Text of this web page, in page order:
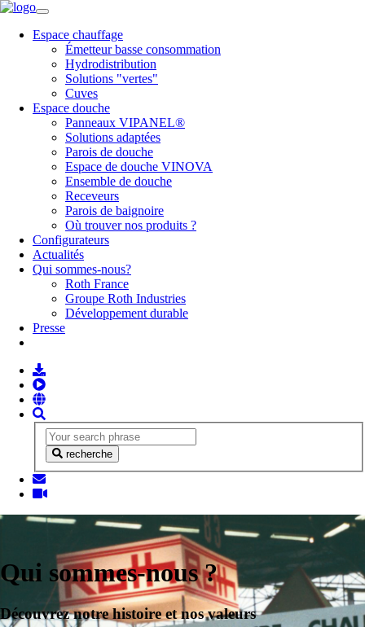
Espace chauffage
Émetteur basse consommation
Hydrodistribution
Solutions "vertes"
Cuves
Espace douche
Panneaux VIPANEL®
Solutions adaptées
Parois de douche
Espace de douche VINOVA
Ensemble de douche
Receveurs
Parois de baignoire
Où trouver nos produits ?
Configurateurs
Actualités
Qui sommes-nous?
Roth France
Groupe Roth Industries
Développement durable
Presse
recherche
Qui sommes-nous ?
Découvrez notre histoire et nos valeurs